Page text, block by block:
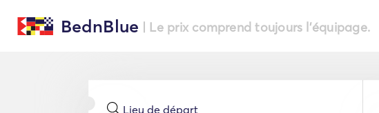
BednBlue | Le prix comprend toujours l'équipage.